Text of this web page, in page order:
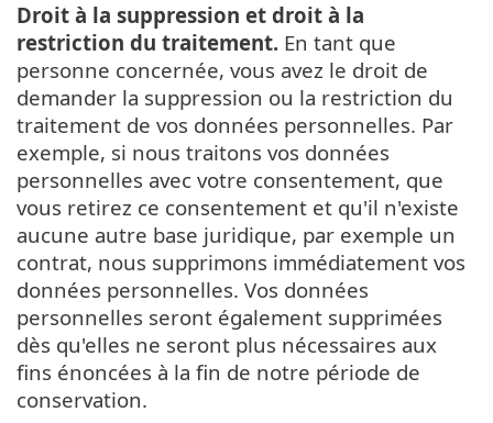
Droit à la suppression et droit à la
restriction du traitement. En tant que
personne concernée, vous avez le droit de
demander la suppression ou la restriction du
traitement de vos données personnelles. Par
exemple, si nous traitons vos données
personnelles avec votre consentement, que
vous retirez ce consentement et qu'il n'existe
aucune autre base juridique, par exemple un
contrat, nous supprimons immédiatement vos
données personnelles. Vos données
personnelles seront également supprimées
dès qu'elles ne seront plus nécessaires aux
fins énoncées à la fin de notre période de
conservation.